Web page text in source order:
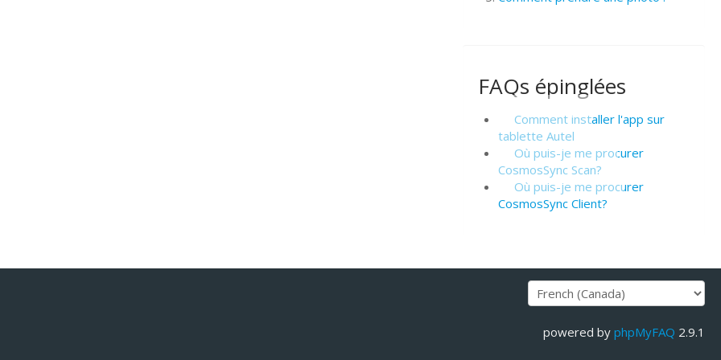
FAQs épinglées
Comment installer l'app sur
tablette Autel
Où puis-je me procurer
CosmosSync Scan?
Où puis-je me procurer
CosmosSync Client?
powered by phpMyFAQ 2.9.1